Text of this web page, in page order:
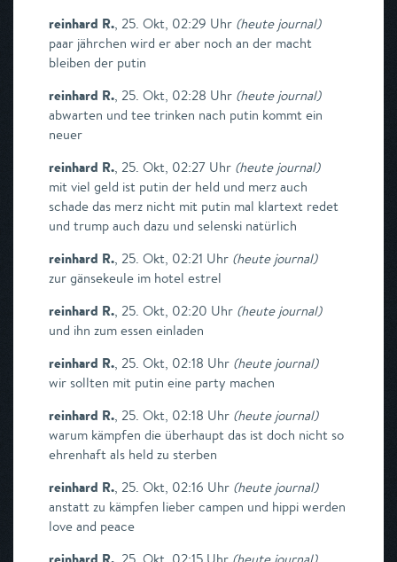
reinhard R., 25. Okt, 02:29 Uhr (heute journal)
paar jährchen wird er aber noch an der macht
bleiben der putin
reinhard R., 25. Okt, 02:28 Uhr (heute journal)
abwarten und tee trinken nach putin kommt ein
neuer
reinhard R., 25. Okt, 02:27 Uhr (heute journal)
mit viel geld ist putin der held und merz auch
schade das merz nicht mit putin mal klartext redet
und trump auch dazu und selenski natürlich
reinhard R., 25. Okt, 02:21 Uhr (heute journal)
zur gänsekeule im hotel estrel
reinhard R., 25. Okt, 02:20 Uhr (heute journal)
und ihn zum essen einladen
reinhard R., 25. Okt, 02:18 Uhr (heute journal)
wir sollten mit putin eine party machen
reinhard R., 25. Okt, 02:18 Uhr (heute journal)
warum kämpfen die überhaupt das ist doch nicht so
ehrenhaft als held zu sterben
reinhard R., 25. Okt, 02:16 Uhr (heute journal)
anstatt zu kämpfen lieber campen und hippi werden
love and peace